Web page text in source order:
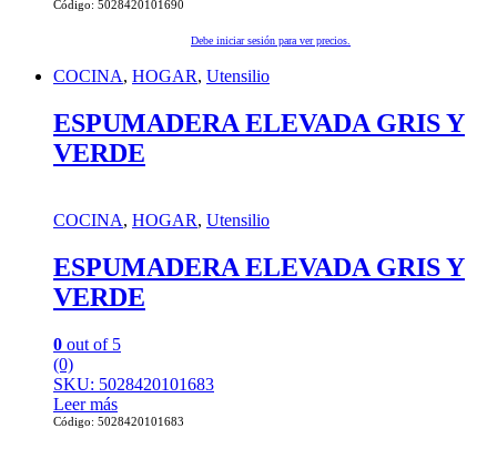
Código: 5028420101690
Debe iniciar sesión para ver precios.
COCINA, HOGAR, Utensilio
ESPUMADERA ELEVADA GRIS Y
VERDE
COCINA, HOGAR, Utensilio
ESPUMADERA ELEVADA GRIS Y
VERDE
0 out of 5
(0)
SKU: 5028420101683
Leer más
Código: 5028420101683